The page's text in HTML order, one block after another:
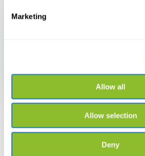
Marketing
Allow all
Allow selection
Deny